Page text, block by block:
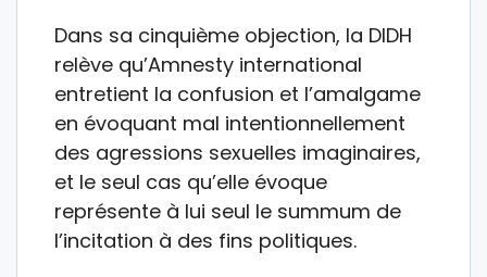
Dans sa cinquième objection, la DIDH
relève qu’Amnesty international
entretient la confusion et l’amalgame
en évoquant mal intentionnellement
des agressions sexuelles imaginaires,
et le seul cas qu’elle évoque
représente à lui seul le summum de
l’incitation à des fins politiques.